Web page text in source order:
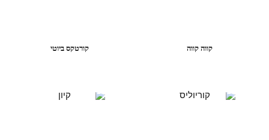
קווה קווה קורטקס ביוטי